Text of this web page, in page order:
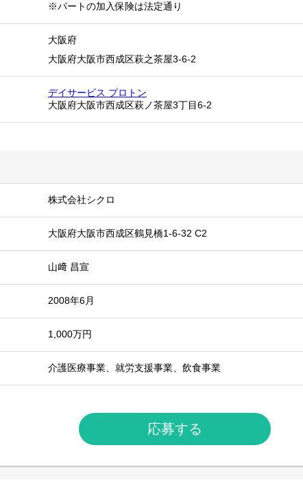
※パートの加入保険は法定通り
大阪府
大阪府大阪市西成区萩之茶屋3-6-2
デイサービス プロトン
大阪府大阪市西成区萩ノ茶屋3丁目6-2
株式会社シクロ
大阪府大阪市西成区鶴見橋1-6-32 C2
山﨑 昌宣
2008年6月
1,000万円
介護医療事業、就労支援事業、飲食事業
応募する